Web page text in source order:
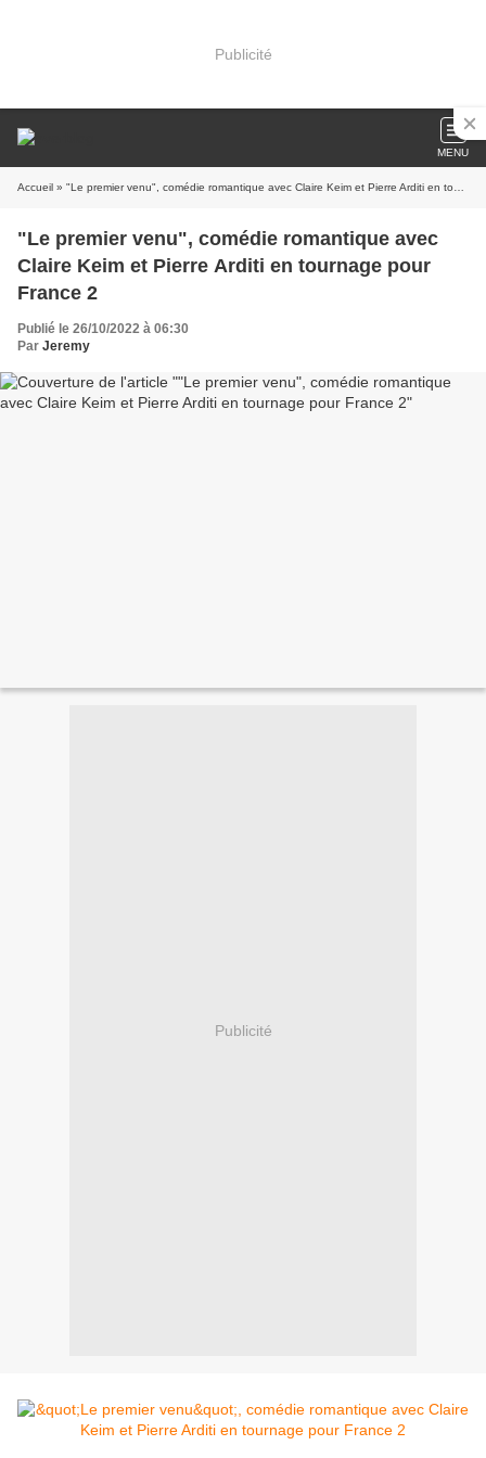
Publicité
MENU
Accueil » "Le premier venu", comédie romantique avec Claire Keim et Pierre Arditi en tournage pour France 2
"Le premier venu", comédie romantique avec
Claire Keim et Pierre Arditi en tournage pour
France 2
Publié le 26/10/2022 à 06:30
Par Jeremy
Publicité